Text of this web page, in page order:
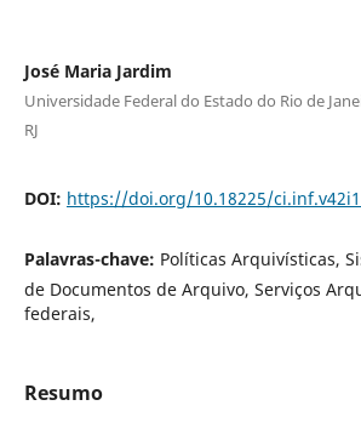
José Maria Jardim
Universidade Federal do Estado do Rio de
RJ
DOI: https://doi.org/10.18225/
Palavras-chave: Políticas Arquivísticas,
de Documentos de Arquivo, Serviços
federais,
Resumo